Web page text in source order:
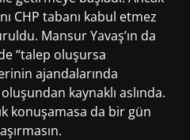
CHP tabanı kabul etmez
Mansur Yavaş’ın da
“talep oluşursa
ajandalarında
kaynaklı aslında.
konuşamasa da bir gün